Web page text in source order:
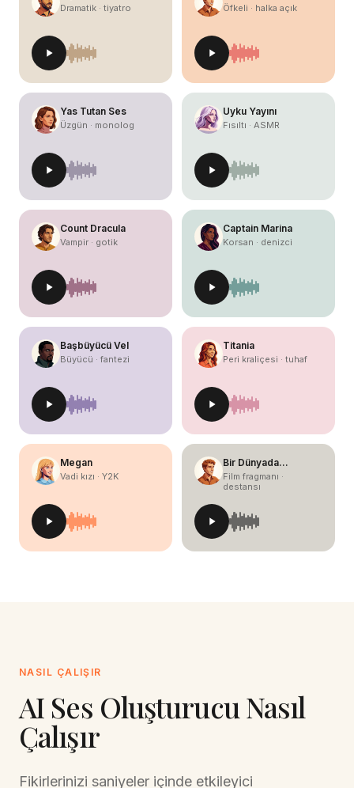
Dramatik · tiyatro Öfkeli · halka açık
Yas Tutan Ses
Üzgün · monolog
Uyku Yayını
Fısıltı · ASMR
Count Dracula
Vampir · gotik
Captain Marina
Korsan · denizci
Başbüyücü Vel
Büyücü · fantezi
Titania
Peri kraliçesi · tuhaf
Megan
Vadi kızı · Y2K
Bir Dünyada…
Film fragmanı ·
destansı
NASIL ÇALIŞIR
AI Ses Oluşturucu Nasıl
Çalışır
Fikirlerinizi saniyeler içinde etkileyici